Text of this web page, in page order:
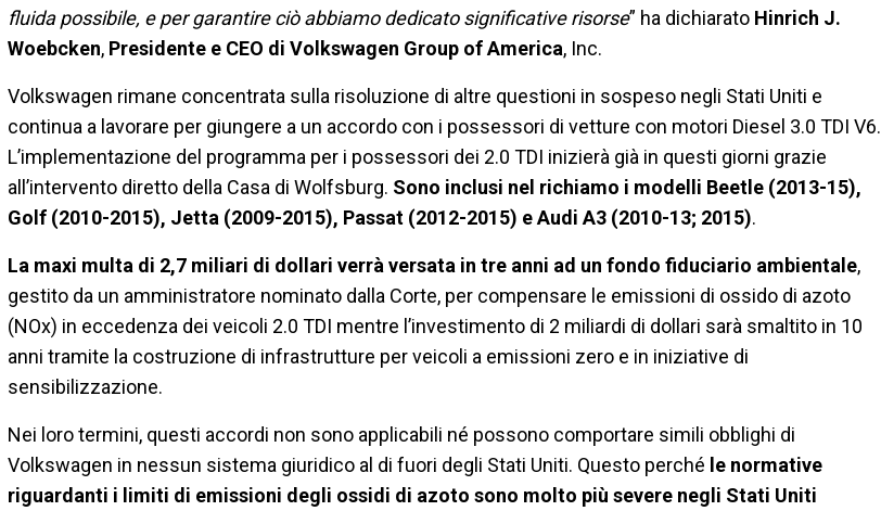
fluida possibile, e per garantire ciò abbiamo dedicato significative risorse” ha dichiarato Hinrich J.
Woebcken, Presidente e CEO di Volkswagen Group of America, Inc.
Volkswagen rimane concentrata sulla risoluzione di altre questioni in sospeso negli Stati Uniti e
continua a lavorare per giungere a un accordo con i possessori di vetture con motori Diesel 3.0 TDI V6.
L’implementazione del programma per i possessori dei 2.0 TDI inizierà già in questi giorni grazie
all’intervento diretto della Casa di Wolfsburg. Sono inclusi nel richiamo i modelli Beetle (2013-15),
Golf (2010-2015), Jetta (2009-2015), Passat (2012-2015) e Audi A3 (2010-13; 2015).
La maxi multa di 2,7 miliari di dollari verrà versata in tre anni ad un fondo fiduciario ambientale,
gestito da un amministratore nominato dalla Corte, per compensare le emissioni di ossido di azoto
(NOx) in eccedenza dei veicoli 2.0 TDI mentre l’investimento di 2 miliardi di dollari sarà smaltito in 10
anni tramite la costruzione di infrastrutture per veicoli a emissioni zero e in iniziative di
sensibilizzazione.
Nei loro termini, questi accordi non sono applicabili né possono comportare simili obblighi di
Volkswagen in nessun sistema giuridico al di fuori degli Stati Uniti. Questo perché le normative
riguardanti i limiti di emissioni degli ossidi di azoto sono molto più severe negli Stati Uniti